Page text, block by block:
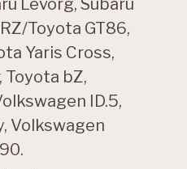
Levorg, Subaru
Toyota GT86,
Yaris Cross,
Toyota bZ,
ID.5,
Volkswagen